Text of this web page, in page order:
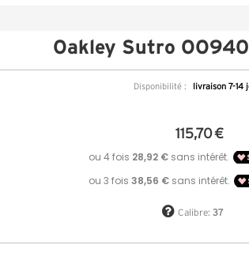
Oakley Sutro
Disponibilité : livraison 7-14
115,70 €
Calibre: 37